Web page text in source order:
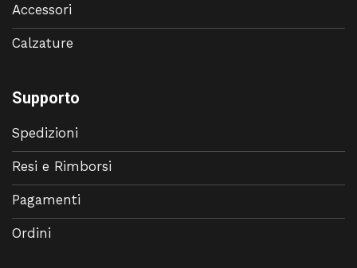
Accessori
Calzature
Supporto
Spedizioni
Resi e Rimborsi
Pagamenti
Ordini